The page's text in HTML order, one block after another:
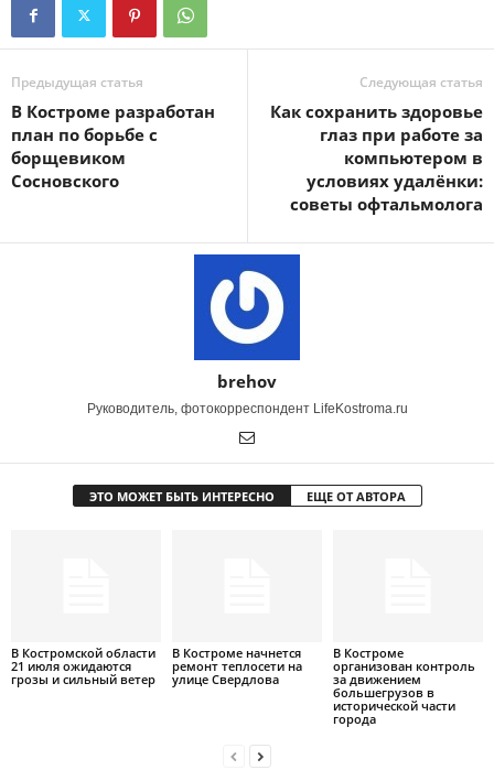
Предыдущая статья
В Костроме разработан
план по борьбе с
борщевиком
Сосновского
Следующая статья
Как сохранить здоровье
глаз при работе за
компьютером в
условиях удалёнки:
советы офтальмолога
brehov
Руководитель, фотокорреспондент LifeKostroma.ru
ЭТО МОЖЕТ БЫТЬ ИНТЕРЕСНО ЕЩЕ ОТ АВТОРА
В Костромской области
21 июля ожидаются
грозы и сильный ветер
В Костроме начнется
ремонт теплосети на
улице Свердлова
В Костроме
организован контроль
за движением
большегрузов в
исторической части
города